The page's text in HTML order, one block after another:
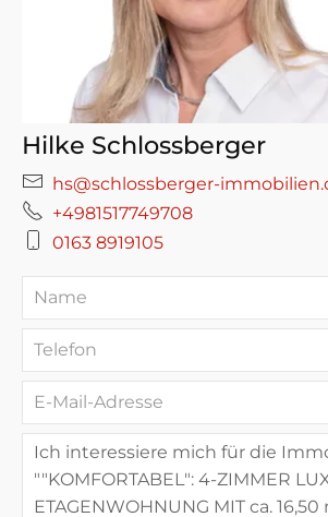
Hilke Schlossberger
hs@schlossberger-
+4981517749708
0163 8919105